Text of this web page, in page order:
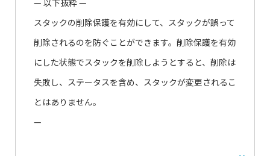
スタックの削除保護を有効にして、スタックが誤って
削除されるのを防ぐことができます。削除保護を有効
にした状態でスタックを削除しようとすると、削除は
失敗し、ステータスを含め、スタックが変更されるこ
とはありません。
—